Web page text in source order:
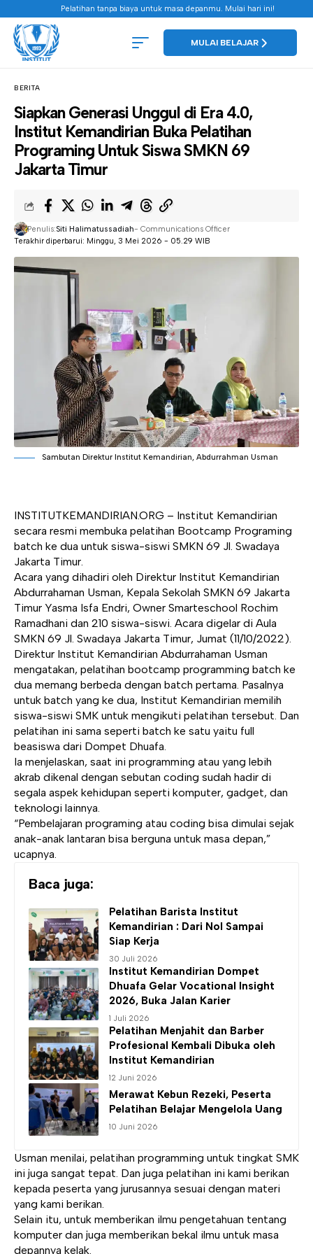
Pelatihan tanpa biaya untuk masa depanmu. Mulai hari ini!
MULAI BELAJAR
BERITA
Siapkan Generasi Unggul di Era 4.0,
Institut Kemandirian Buka Pelatihan
Programing Untuk Siswa SMKN 69
Jakarta Timur
Terakhir diperbarui: Minggu, 3 Mei 2026 - 05.29 WIB
Penulis:Siti Halimatussadiah- Communications Officer
Sambutan Direktur Institut Kemandirian, Abdurrahman Usman
INSTITUTKEMANDIRIAN.ORG – Institut Kemandirian
secara resmi membuka pelatihan Bootcamp Programing
batch ke dua untuk siswa-siswi SMKN 69 Jl. Swadaya
Jakarta Timur.
Acara yang dihadiri oleh Direktur Institut Kemandirian
Abdurrahaman Usman, Kepala Sekolah SMKN 69 Jakarta
Timur Yasma Isfa Endri, Owner Smarteschool Rochim
Ramadhani dan 210 siswa-siswi. Acara digelar di Aula
SMKN 69 Jl. Swadaya Jakarta Timur, Jumat (11/10/2022).
Direktur Institut Kemandirian Abdurrahaman Usman
mengatakan, pelatihan bootcamp programming batch ke
dua memang berbeda dengan batch pertama. Pasalnya
untuk batch yang ke dua, Institut Kemandirian memilih
siswa-siswi SMK untuk mengikuti pelatihan tersebut. Dan
pelatihan ini sama seperti batch ke satu yaitu full
beasiswa dari Dompet Dhuafa.
Ia menjelaskan, saat ini programming atau yang lebih
akrab dikenal dengan sebutan coding sudah hadir di
segala aspek kehidupan seperti komputer, gadget, dan
teknologi lainnya.
“Pembelajaran programing atau coding bisa dimulai sejak
anak-anak lantaran bisa berguna untuk masa depan,”
ucapnya.
Baca juga:
Pelatihan Barista Institut
Kemandirian : Dari Nol Sampai
Siap Kerja
30 Juli 2026
Institut Kemandirian Dompet
Dhuafa Gelar Vocational Insight
2026, Buka Jalan Karier
1 Juli 2026
Pelatihan Menjahit dan Barber
Profesional Kembali Dibuka oleh
Institut Kemandirian
12 Juni 2026
Merawat Kebun Rezeki, Peserta
Pelatihan Belajar Mengelola Uang
10 Juni 2026
Usman menilai, pelatihan programming untuk tingkat SMK
ini juga sangat tepat. Dan juga pelatihan ini kami berikan
kepada peserta yang jurusannya sesuai dengan materi
yang kami berikan.
Selain itu, untuk memberikan ilmu pengetahuan tentang
komputer dan juga memberikan bekal ilmu untuk masa
depannya kelak.